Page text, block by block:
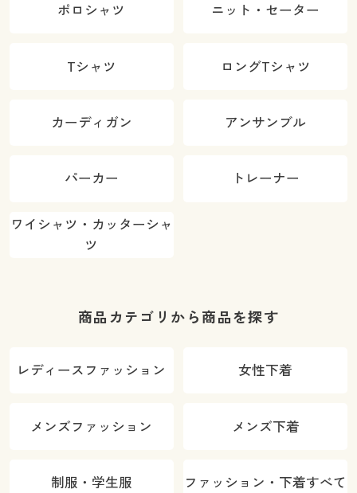
ポロシャツ ニット・セーター
Tシャツ ロングTシャツ
カーディガン アンサンブル
パーカー トレーナー
ワイシャツ・カッターシャ
ツ
商品カテゴリから商品を探す
レディースファッション 女性下着
メンズファッション メンズ下着
制服・学生服 ファッション・下着すべて